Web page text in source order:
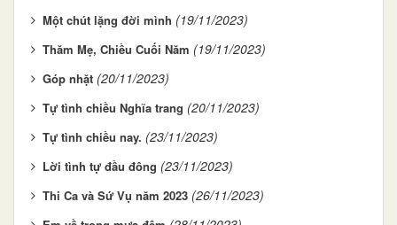
Một chút lặng đời mình (19/11/2023)
Thăm Mẹ, Chiều Cuối Năm (19/11/2023)
Góp nhặt (20/11/2023)
Tự tình chiều Nghĩa trang (20/11/2023)
Tự tình chiều nay. (23/11/2023)
Lời tình tự đầu đông (23/11/2023)
Thi Ca và Sứ Vụ năm 2023 (26/11/2023)